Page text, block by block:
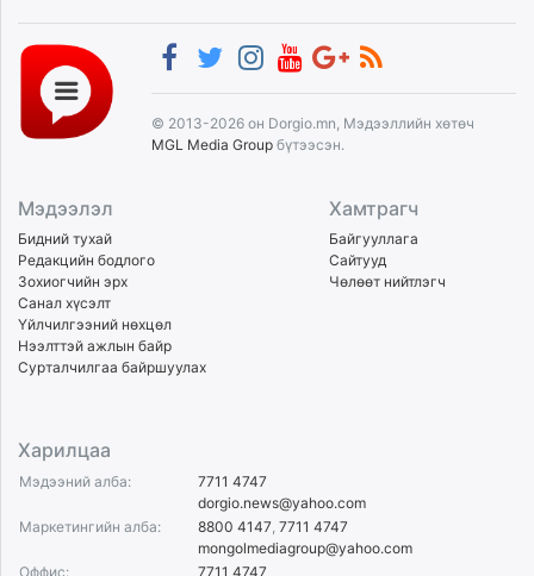
© 2013-2026 он Dorgio.mn, Мэдээллийн хөтөч
MGL Media Group бүтээсэн.
Мэдээлэл
Бидний тухай
Редакцийн бодлого
Зохиогчийн эрх
Санал хүсэлт
Үйлчилгээний нөхцөл
Нээлттэй ажлын байр
Сурталчилгаа байршуулах
Хамтрагч
Байгууллага
Сайтууд
Чөлөөт нийтлэгч
Харилцаа
Мэдээний алба:
7711 4747
dorgio.news@yahoo.com
Маркетингийн алба:
8800 4147 7711 4747
mongolmediagroup@yahoo.com
Оффис:
7711 4747